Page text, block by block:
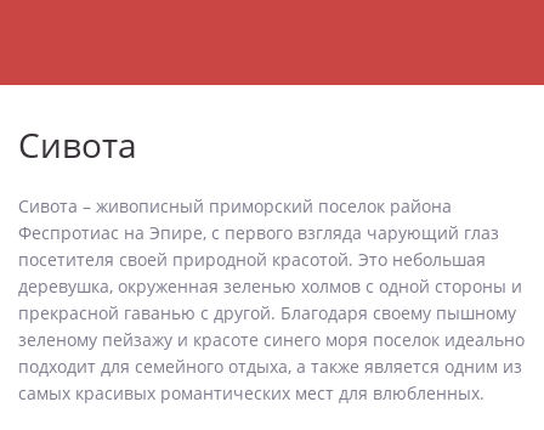
Сивота
Сивота – живописный приморский поселок района
Феспротиас на Эпире, с первого взгляда чарующий глаз
посетителя своей природной красотой. Это небольшая
деревушка, окруженная зеленью холмов с одной стороны и
прекрасной гаванью с другой. Благодаря своему пышному
зеленому пейзажу и красоте синего моря поселок идеально
подходит для семейного отдыха, а также является одним из
самых красивых романтических мест для влюбленных.